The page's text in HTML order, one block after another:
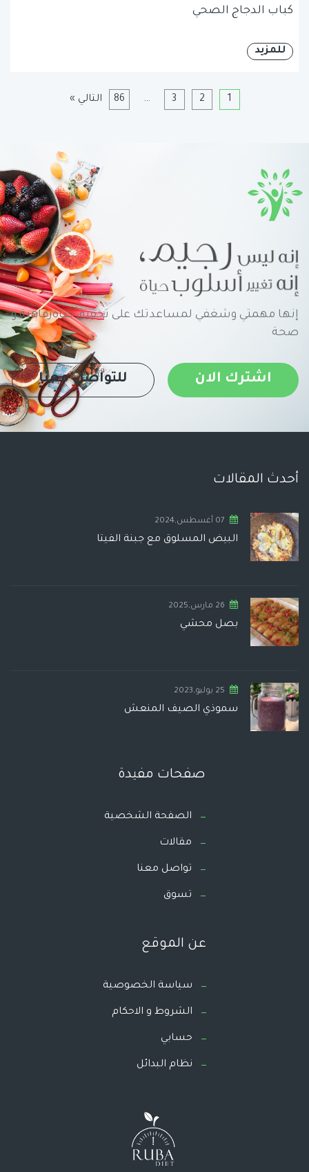
كباب الدجاج الصحي
للمزيد
1
2
3
…
86 التالي »
إنها مهمتي وشغفي لمساعدتك على تحقيق حياةرفاهية و
صحة
اشترك الان للتواصل معنا
أحدث المقالات
07 أغسطس,2024
البيض المسلوق مع جبنة الفيتا
26 مارس,2025
بصل محشي
25 يوليو,2023
سموذي الصيف المنعش
صفحات مفيدة
الصفحة الشخصية
مقالات
تواصل معنا
تسوق
عن الموقع
سياسة الخصوصية
الشروط و الاحكام
حسابي
نظام البدائل